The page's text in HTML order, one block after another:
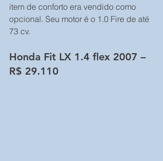
item de conforto era vendido como
opcional. Seu motor é o 1.0 Fire de até
73 cv.
Honda Fit LX 1.4 flex 2007 –
R$ 29.110